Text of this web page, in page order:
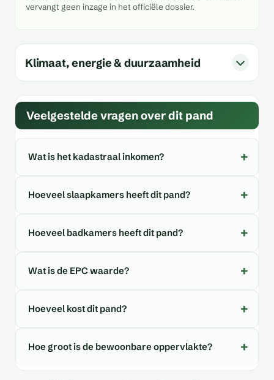
vervangt geen inzage in het officiële dossier.
Klimaat, energie & duurzaamheid
Veelgestelde vragen over dit pand
Wat is het kadastraal inkomen?
Hoeveel slaapkamers heeft dit pand?
Hoeveel badkamers heeft dit pand?
Wat is de EPC waarde?
Hoeveel kost dit pand?
Hoe groot is de bewoonbare oppervlakte?